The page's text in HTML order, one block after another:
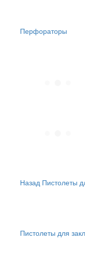
Перфораторы
Назад Пистолеты
Пистолеты для